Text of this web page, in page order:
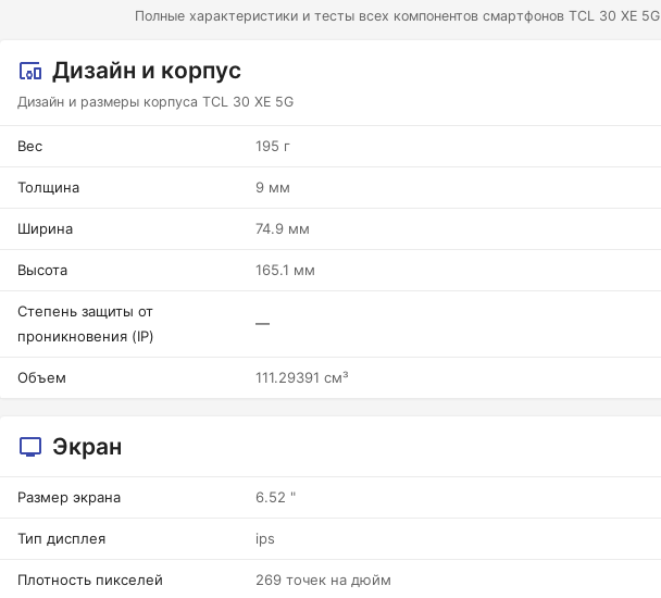
Полные характеристики и тесты всех компонентов смартфонов TCL 30 XE 5G
Дизайн и корпус
Дизайн и размеры корпуса TCL 30 XE 5G
Вес 195 г
Толщина 9 мм
Ширина 74.9 мм
Высота 165.1 мм
Степень защиты от
проникновения (IP)
—
Объем 111.29391 см³
Экран
Размер экрана 6.52 "
Тип дисплея ips
Плотность пикселей 269 точек на дюйм